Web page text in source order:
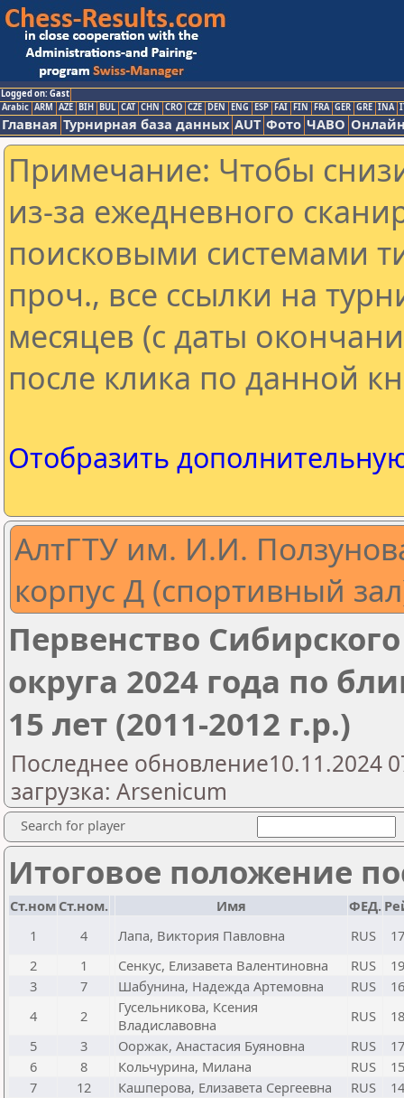
Logged on: Gast
Arabic ARM AZE BIH BUL CAT CHN CRO CZE DEN ENG ESP FAI FIN FRA GER GRE INA
Главная Турнирная база данных AUT Фото ЧАВО
Примечание: Чтобы
из-за ежедневного
поисковыми системами
проч., все ссылки на
месяцев (с даты
после клика по данной
Отобразить
АлтГТУ им. И.И.
корпус Д (спортивный
Первенство
округа 2024 года по
15 лет (2011-2012 г.р.)
Последнее обновление10.11.2024
загрузка: Arsenicum
Search for player
Итоговое положение
Ст.ном Ст.ном. Имя ФЕД.
1
4 Лапа, Виктория Павловна RUS
2
1 Сенкус, Елизавета Валентиновна RUS
3
7 Шабунина, Надежда Артемовна RUS
4
2
Гусельникова, Ксения
Владиславовна
RUS
5
3 Ооржак, Анастасия Буяновна RUS
6
8 Кольчурина, Милана RUS
7
12 Кашперова, Елизавета Сергеевна RUS